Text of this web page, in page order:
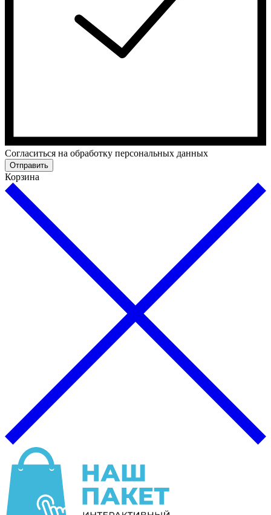
Cогласиться на обработку персональных данных
Отправить
Корзина